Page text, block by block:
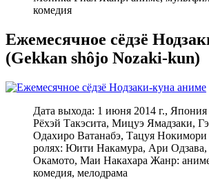
комедия
Ежемесячное сёдзё
(Gekkan shôjo Nozaki-kun)
Дата выхода: 1 июня 2014 г., Япония
Рёхэй Такэсита, Мицуэ Ямадзаки,
Одахиро Ватанабэ, Тацуя
ролях: Юити Накамура, Ари Одзава,
Окамото, Маи Накахара Жанр:
комедия, мелодрама